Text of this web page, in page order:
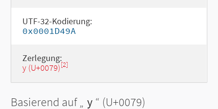
UTF-32-Kodierung:
0x0001D49A
Zerlegung:
y (U+0079)[2]
Basierend auf „ y “ (U+0079)